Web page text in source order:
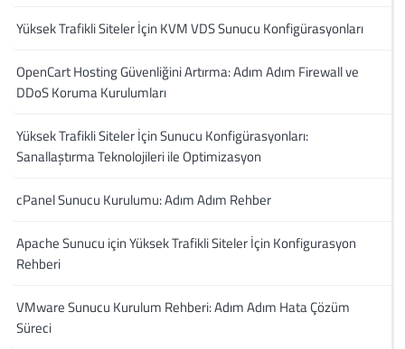
Yüksek Trafikli Siteler İçin KVM VDS Sunucu Konfigürasyonları
OpenCart Hosting Güvenliğini Artırma: Adım Adım Firewall ve
DDoS Koruma Kurulumları
Yüksek Trafikli Siteler İçin Sunucu Konfigürasyonları:
Sanallaştırma Teknolojileri ile Optimizasyon
cPanel Sunucu Kurulumu: Adım Adım Rehber
Apache Sunucu için Yüksek Trafikli Siteler İçin Konfigurasyon
Rehberi
VMware Sunucu Kurulum Rehberi: Adım Adım Hata Çözüm
Süreci